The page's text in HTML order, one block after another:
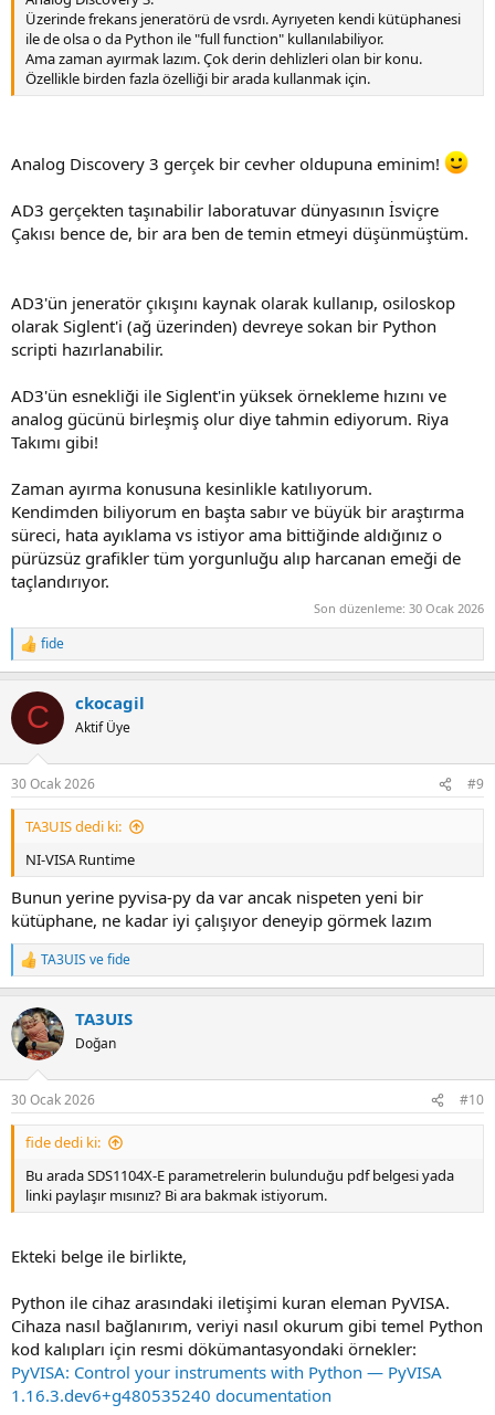
Üzerinde frekans jeneratörü de vsrdı. Ayrıyeten kendi kütüphanesi
ile de olsa o da Python ile "full function" kullanılabiliyor.
Ama zaman ayırmak lazım. Çok derin dehlizleri olan bir konu.
Özellikle birden fazla özelliği bir arada kullanmak için.
Analog Discovery 3 gerçek bir cevher oldupuna eminim!
AD3 gerçekten taşınabilir laboratuvar dünyasının İsviçre
Çakısı bence de, bir ara ben de temin etmeyi düşünmüştüm.
AD3'ün jeneratör çıkışını kaynak olarak kullanıp, osiloskop
olarak Siglent'i (ağ üzerinden) devreye sokan bir Python
scripti hazırlanabilir.
AD3'ün esnekliği ile Siglent'in yüksek örnekleme hızını ve
analog gücünü birleşmiş olur diye tahmin ediyorum. Riya
Takımı gibi!
Zaman ayırma konusuna kesinlikle katılıyorum.
Kendimden biliyorum en başta sabır ve büyük bir araştırma
süreci, hata ayıklama vs istiyor ama bittiğinde aldığınız o
pürüzsüz grafikler tüm yorgunluğu alıp harcanan emeği de
taçlandırıyor.
Son düzenleme: 30 Ocak 2026
R
e
c
i
s
:
fide
C ckocagil
Aktif Üye
30 Ocak 2026 #9
TA3UIS dedi ki:
NI-VISA Runtime
Bunun yerine pyvisa-py da var ancak nispeten yeni bir
kütüphane, ne kadar iyi çalışıyor deneyip görmek lazım
R
e
c
t
i
s
:
TA3UIS vefide
TA3UIS
Doğan
30 Ocak 2026 #10
fide dedi ki:
Bu arada SDS1104X-E parametrelerin bulunduğu pdf belgesi yada
linki paylaşır mısınız? Bi ara bakmak istiyorum.
Ekteki belge ile birlikte,
Python ile cihaz arasındaki iletişimi kuran eleman PyVISA.
Cihaza nasıl bağlanırım, veriyi nasıl okurum gibi temel Python
kod kalıpları için resmi dökümantasyondaki örnekler:
PyVISA: Control your instruments with Python — PyVISA
1.16.3.dev6+g480535240 documentation